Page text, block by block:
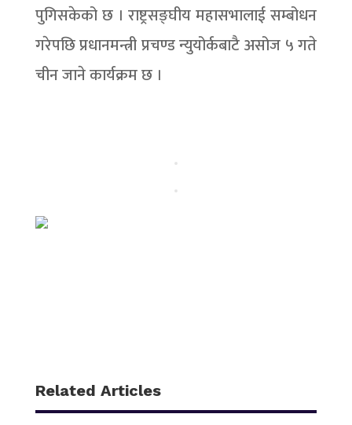
पुगिसकेको छ । राष्ट्रसङ्घीय महासभालाई सम्बोधन
गरेपछि प्रधानमन्त्री प्रचण्ड न्युयोर्कबाटै असोज ५ गते
चीन जाने कार्यक्रम छ ।
Related Articles